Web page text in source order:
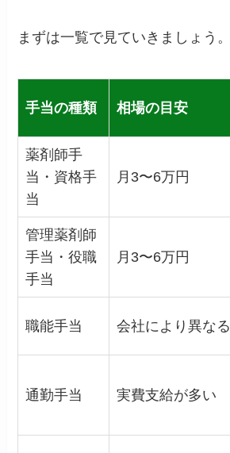
まずは一覧で見ていきましょう。
手当の種類 相場の目安
薬剤師手
当・資格手
当
月3〜6万円
管理薬剤師
手当・役職
手当
月3〜6万円
職能手当 会社により異なる
通勤手当 実費支給が多い